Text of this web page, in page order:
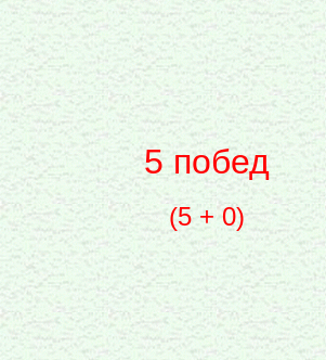
5 побед
(5 + 0)